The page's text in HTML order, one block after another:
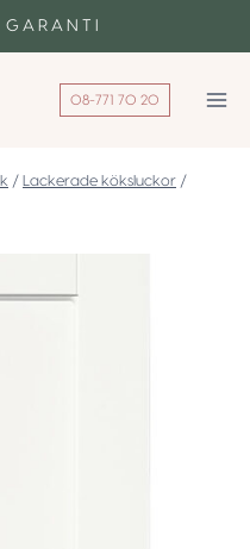
08-771 70 20
/ Lackerade köksluckor /